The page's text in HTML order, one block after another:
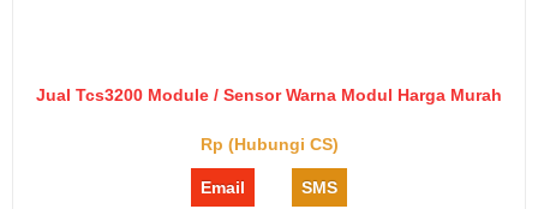
Jual Tcs3200 Module / Sensor Warna Modul Harga Murah
Rp (Hubungi CS)
Email SMS